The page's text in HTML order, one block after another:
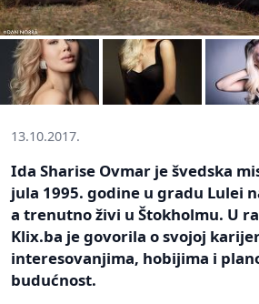
13.10.2017.
Ida Sharise Ovmar je švedska
jula 1995. godine u gradu Lulei
a trenutno živi u Štokholmu. U
Klix.ba je govorila o svojoj
interesovanjima, hobijima i
budućnost.